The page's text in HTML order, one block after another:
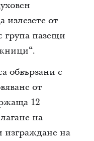
излезете от
група пазещи
обвързани с
от
12
на
изграждане на